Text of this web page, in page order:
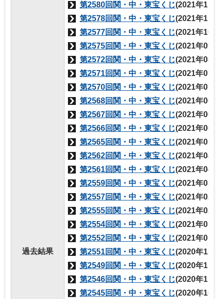
過去結果
第2580回関・中・東宝くじ(2021年11
第2578回関・中・東宝くじ(2021年11
第2577回関・中・東宝くじ(2021年10
第2575回関・中・東宝くじ(2021年09
第2572回関・中・東宝くじ(2021年08
第2571回関・中・東宝くじ(2021年07
第2570回関・中・東宝くじ(2021年07
第2568回関・中・東宝くじ(2021年06
第2567回関・中・東宝くじ(2021年06
第2566回関・中・東宝くじ(2021年06
第2565回関・中・東宝くじ(2021年05
第2562回関・中・東宝くじ(2021年04
第2561回関・中・東宝くじ(2021年04
第2559回関・中・東宝くじ(2021年03
第2557回関・中・東宝くじ(2021年02
第2555回関・中・東宝くじ(2021年02
第2554回関・中・東宝くじ(2021年01
第2552回関・中・東宝くじ(2021年01
第2551回関・中・東宝くじ(2020年12
第2549回関・中・東宝くじ(2020年11
第2546回関・中・東宝くじ(2020年11
第2545回関・中・東宝くじ(2020年10